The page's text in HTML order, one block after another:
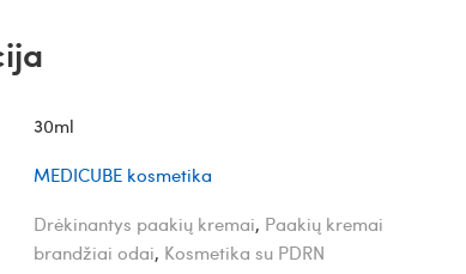
30ml
MEDICUBE kosmetika
Drėkinantys paakių kremai, Paakių kremai
brandžiai odai, Kosmetika su PDRN